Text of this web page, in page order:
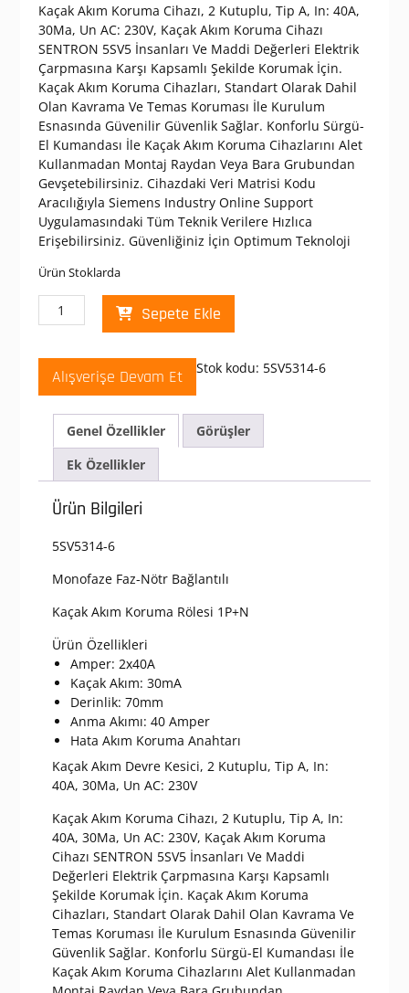
Kaçak Akım Koruma Cihazı, 2 Kutuplu, Tip A, In: 40A,
30Ma, Un AC: 230V, Kaçak Akım Koruma Cihazı
SENTRON 5SV5 İnsanları Ve Maddi Değerleri Elektrik
Çarpmasına Karşı Kapsamlı Şekilde Korumak İçin.
Kaçak Akım Koruma Cihazları, Standart Olarak Dahil
Olan Kavrama Ve Temas Koruması İle Kurulum
Esnasında Güvenilir Güvenlik Sağlar. Konforlu Sürgü-
El Kumandası İle Kaçak Akım Koruma Cihazlarını Alet
Kullanmadan Montaj Raydan Veya Bara Grubundan
Gevşetebilirsiniz. Cihazdaki Veri Matrisi Kodu
Aracılığıyla Siemens Industry Online Support
Uygulamasındaki Tüm Teknik Verilere Hızlıca
Erişebilirsiniz. Güvenliğiniz İçin Optimum Teknoloji
Ürün Stoklarda
Siemens
5SV5314-
A
Tipi
2x40Amper
230V.
30Ma
Kaçak
Akım
Koruma
Rölesi
Sepete Ekle
Alışverişe Devam Et Stok kodu: 5SV5314-6
Genel Özellikler
Görüşler
Ek Özellikler
Ürün Bilgileri
5SV5314-6
Monofaze Faz-Nötr Bağlantılı
Kaçak Akım Koruma Rölesi 1P+N
Ürün Özellikleri
Amper: 2x40A
Kaçak Akım: 30mA
Derinlik: 70mm
Anma Akımı: 40 Amper
Hata Akım Koruma Anahtarı
Kaçak Akım Devre Kesici, 2 Kutuplu, Tip A, In:
40A, 30Ma, Un AC: 230V
Kaçak Akım Koruma Cihazı, 2 Kutuplu, Tip A, In:
40A, 30Ma, Un AC: 230V, Kaçak Akım Koruma
Cihazı SENTRON 5SV5 İnsanları Ve Maddi
Değerleri Elektrik Çarpmasına Karşı Kapsamlı
Şekilde Korumak İçin. Kaçak Akım Koruma
Cihazları, Standart Olarak Dahil Olan Kavrama Ve
Temas Koruması İle Kurulum Esnasında Güvenilir
Güvenlik Sağlar. Konforlu Sürgü-El Kumandası İle
Kaçak Akım Koruma Cihazlarını Alet Kullanmadan